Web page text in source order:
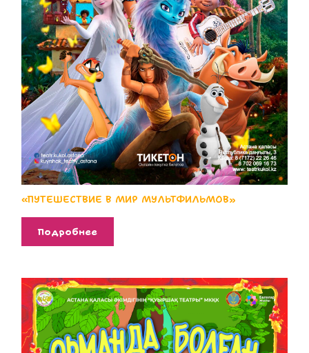
«ПУТЕШЕСТВИЕ В МИР МУЛЬТФИЛЬМОВ»
Подробнее